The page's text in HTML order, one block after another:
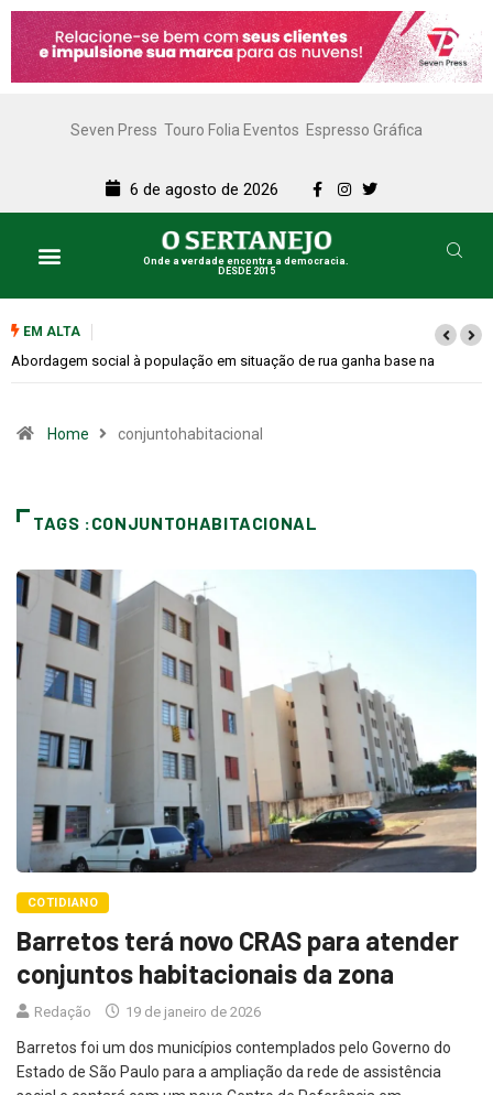
Seven Press Touro Folia Eventos Espresso Gráfica
6 de agosto de 2026
Onde a verdade encontra a democracia.
DESDE 2015
EM ALTA
Cemitérios terão horário especial e missas no Dia dos Pais
Home conjuntohabitacional
TAGS :CONJUNTOHABITACIONAL
COTIDIANO
Barretos terá novo CRAS para atender
conjuntos habitacionais da zona
Redação 19 de janeiro de 2026
Barretos foi um dos municípios contemplados pelo Governo do
Estado de São Paulo para a ampliação da rede de assistência